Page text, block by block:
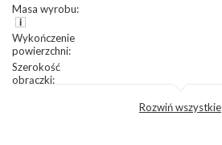
Masa wyrobu:
Wykończenie
powierzchni:
Szerokość
obrączki:
Rozwiń wszystkie